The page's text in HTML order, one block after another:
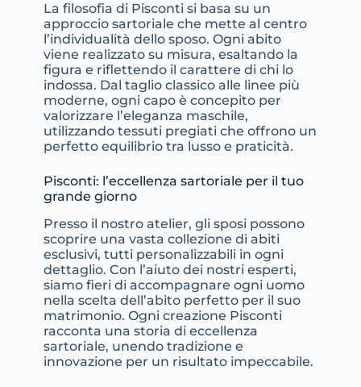
La filosofia di Pisconti si basa su un
approccio sartoriale che mette al centro
l’individualità dello sposo. Ogni abito
viene realizzato su misura, esaltando la
figura e riflettendo il carattere di chi lo
indossa. Dal taglio classico alle linee più
moderne, ogni capo è concepito per
valorizzare l’eleganza maschile,
utilizzando tessuti pregiati che offrono un
perfetto equilibrio tra lusso e praticità.
Pisconti: l’eccellenza sartoriale per il tuo
grande giorno
Presso il nostro atelier, gli sposi possono
scoprire una vasta collezione di abiti
esclusivi, tutti personalizzabili in ogni
dettaglio. Con l’aiuto dei nostri esperti,
siamo fieri di accompagnare ogni uomo
nella scelta dell’abito perfetto per il suo
matrimonio. Ogni creazione Pisconti
racconta una storia di eccellenza
sartoriale, unendo tradizione e
innovazione per un risultato impeccabile.